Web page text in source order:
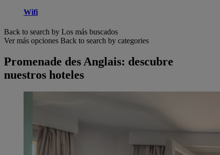
Wifi
Back to search by Los más buscados
Ver más opciones Back to search by categories
Promenade des Anglais: descubre
nuestros hoteles